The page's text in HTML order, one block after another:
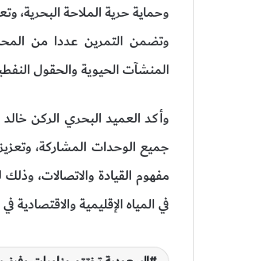
وحماية حرية الملاحة
وتضمن التمرين عددا من
المنشآت الحيوية والحقول
جميع الوحدات المشاركة،
مفهوم القيادة والاتصالات،
في المياه الإقليمية والاقتصادية